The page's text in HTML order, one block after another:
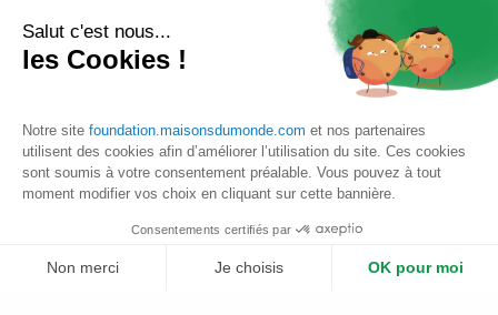
C’est pourquoi l’association a lancé son projet de
revalorisation du bois pour répondre à ces
grâce à la revalorisation des déchets et en
particulier du matériau bois.
Ainsi, AICO a pour vocation d’aider davantage de
salariées dans leur réinsertion professionnelle en
revalorisation du bois.
Salut c'est nous...
les Cookies !
Notre site foundation.maisonsdumonde.com et nos partenaires
utilisent des cookies afin d’améliorer l’utilisation du site. Ces cookies
sont soumis à votre consentement préalable. Vous pouvez à tout
moment modifier vos choix en cliquant sur cette bannière.
Consentements certifiés par
Non merci Je choisis OK pour moi